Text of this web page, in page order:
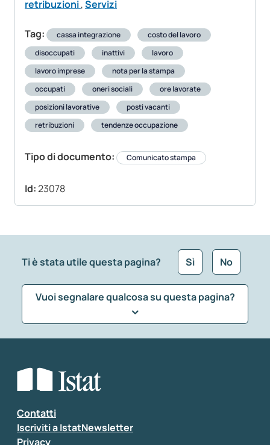
retribuzioni,Servizi
Tag: cassa integrazione
costo del lavoro
disoccupati
inattivi
lavoro
lavoro imprese
nota per la stampa
occupati
oneri sociali
ore lavorate
posizioni lavorative
posti vacanti
retribuzioni
tendenze occupazione
Tipo di documento: Comunicato stampa
Id:23078
Ti è stata utile questa pagina? Sì No
Vuoi segnalare qualcosa su questa pagina?
Seleziona la tipologia della segnalazione
Inserisci il tuo commento
Contatti
Iscriviti a IstatNewsletter
Privacy